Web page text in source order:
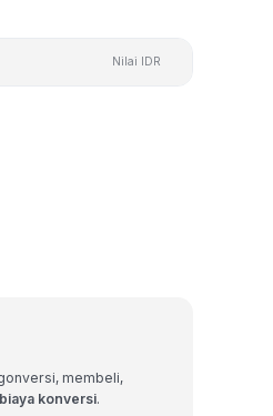
Nilai IDR
membeli,
konversi.